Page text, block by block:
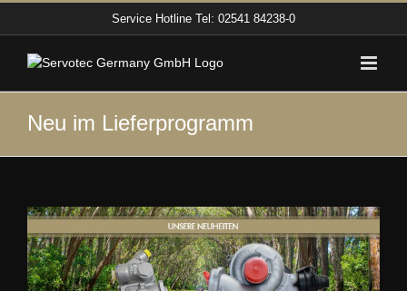
Service Hotline Tel: 02541 84238-0
Neu im Lieferprogramm
Zeige
grösseres
Bild